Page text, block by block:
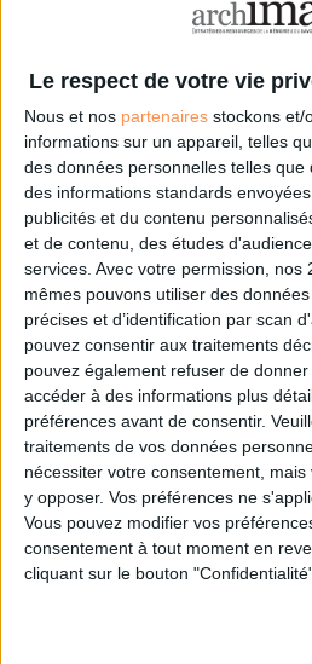
Le respect de votre vie
Nous et nos partenaires stockons et/
informations sur un appareil, telles
des données personnelles telles
des informations standards
publicités et du contenu
et de contenu, des études
services. Avec votre permission, nos
mêmes pouvons utiliser des
précises et d’identification par scan
pouvez consentir aux traitements
pouvez également refuser de
accéder à des informations plus
préférences avant de consentir.
traitements de vos données
nécessiter votre consentement,
y opposer. Vos préférences ne
Vous pouvez modifier vos
consentement à tout moment en
cliquant sur le bouton
DSI du secteur public : le
Les derniers guides :
IA génératives : cas d’usage
Archivage physique et
outils
Stratégie data : tirez profit
données
LES DERNIÈRES PARUTIONS